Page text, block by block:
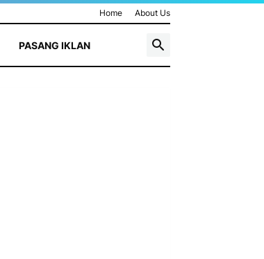
Home About Us
PASANG IKLAN